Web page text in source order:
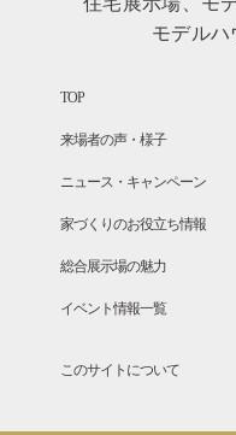
モデルハ
TOP
来場者の声・様子
ニュース・キャンペーン
家づくりのお役立ち情報
総合展示場の魅力
イベント情報一覧
このサイトについて